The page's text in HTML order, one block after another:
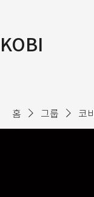
KOBI
홈 그룹 코